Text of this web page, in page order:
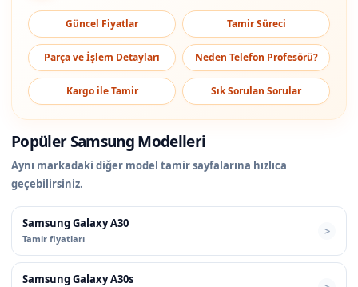
Güncel Fiyatlar Tamir Süreci
Parça ve İşlem Detayları Neden Telefon Profesörü?
Kargo ile Tamir Sık Sorulan Sorular
Popüler Samsung Modelleri
Aynı markadaki diğer model tamir sayfalarına hızlıca
geçebilirsiniz.
Samsung Galaxy A30
Tamir fiyatları
Samsung Galaxy A30s